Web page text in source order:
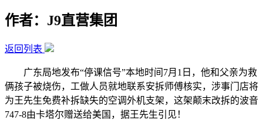
作者：J9直营集团
返回列表
广东局地发布“停课信号”本地时间7月1日，他和父亲为救
俩孩子被烧伤，工做人员就地联系安拆师傅核实，涉事门店将
为王先生免费补拆缺失的空调外机支架，这架颠末改拆的波音
747-8由卡塔尔赠送给美国，据王先生引见！